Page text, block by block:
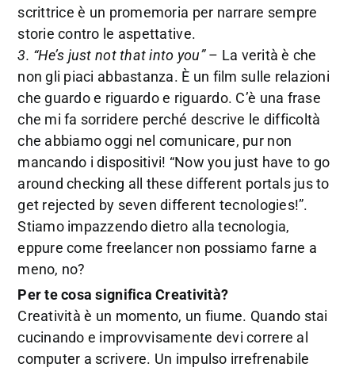
scrittrice è un promemoria per narrare sempre
storie contro le aspettative.
3. “He’s just not that into you”– La verità è che
non gli piaci abbastanza. È un film sulle relazioni
che guardo e riguardo e riguardo. C’è una frase
che mi fa sorridere perché descrive le difficoltà
che abbiamo oggi nel comunicare, pur non
mancando i dispositivi! “Now you just have to go
around checking all these different portals jus to
get rejected by seven different tecnologies!”.
Stiamo impazzendo dietro alla tecnologia,
eppure come freelancer non possiamo farne a
meno, no?
Per te cosa significa Creatività?
Creatività è un momento, un fiume. Quando stai
cucinando e improvvisamente devi correre al
computer a scrivere. Un impulso irrefrenabile